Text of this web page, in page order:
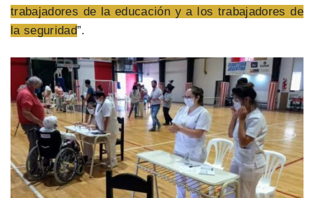
trabajadores de la educación y a los trabajadores de
la seguridad”.